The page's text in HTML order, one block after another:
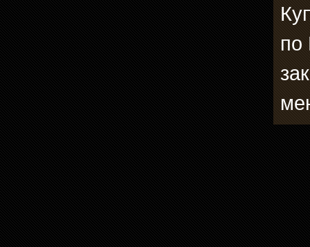
по